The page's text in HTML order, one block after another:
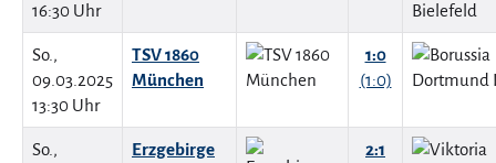
16:30 Uhr
So.,
09.03.2025
13:30 Uhr
TSV 1860
München
1:0
(1:0)
So.,
Erzgebirge
2:1